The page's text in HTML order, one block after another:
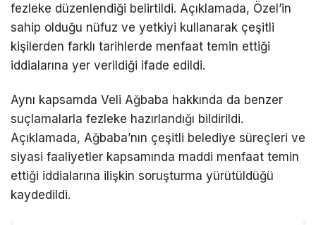
fezleke düzenlendiği belirtildi. Açıklamada, Özel’in
sahip olduğu nüfuz ve yetkiyi kullanarak çeşitli
kişilerden farklı tarihlerde menfaat temin ettiği
iddialarına yer verildiği ifade edildi.
Aynı kapsamda Veli Ağbaba hakkında da benzer
suçlamalarla fezleke hazırlandığı bildirildi.
Açıklamada, Ağbaba’nın çeşitli belediye süreçleri ve
siyasi faaliyetler kapsamında maddi menfaat temin
ettiği iddialarına ilişkin soruşturma yürütüldüğü
kaydedildi.